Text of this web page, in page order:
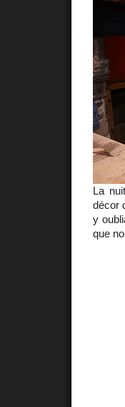
La
décor
y
que